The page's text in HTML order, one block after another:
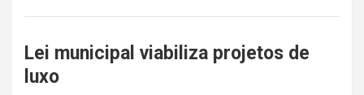
Lei municipal viabiliza projetos de
luxo